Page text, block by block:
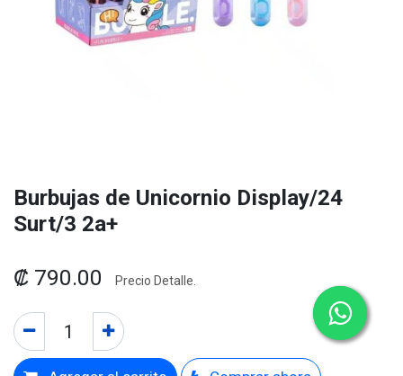
Burbujas de Unicornio Display/24
Surt/3 2a+
₡ 790.00 Precio Detalle.